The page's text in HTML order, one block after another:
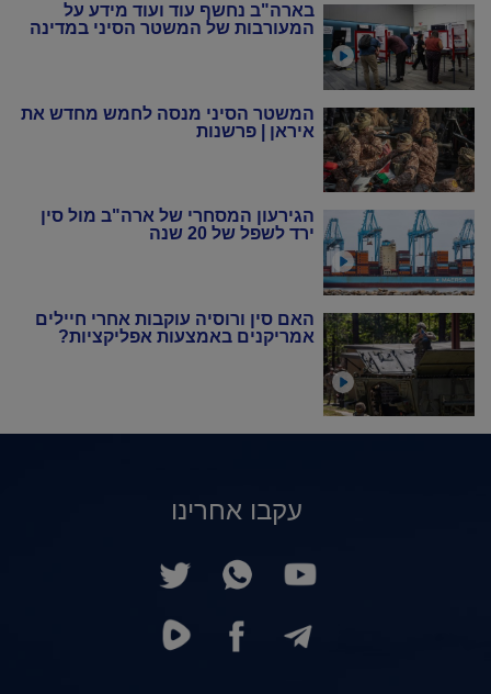
בארה"ב נחשף עוד ועוד מידע על
המעורבות של המשטר הסיני במדינה
המשטר הסיני מנסה לחמש מחדש את
איראן | פרשנות
הגירעון המסחרי של ארה"ב מול סין
ירד לשפל של 20 שנה
האם סין ורוסיה עוקבות אחרי חיילים
אמריקנים באמצעות אפליקציות?
עקבו אחרינו